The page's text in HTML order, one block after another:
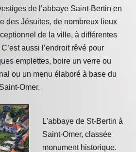
de l’abbaye Saint-Bertin en
des Jésuites, de nombreux lieux
de la ville, à différentes
aussi l’endroit rêvé pour
emplettes, boire un verre ou
ou un menu élaboré à base du
Omer.
L'abbaye de St-Bertin à
Saint-Omer, classée
monument historique.